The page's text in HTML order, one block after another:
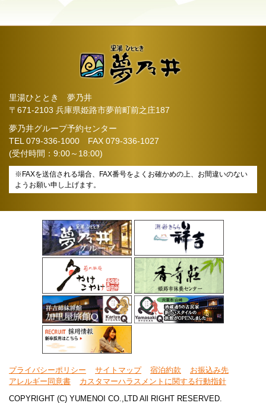
里湯ひととき 夢乃井
〒671-2103 兵庫県姫路市夢前町前之庄187
夢乃井グループ予約センター
TEL 079-336-1000 FAX 079-336-1027
(受付時間：9:00～18:00)
※FAXを送信される場合、FAX番号をよくお確かめの上、お間違いのない
ようお願い申し上げます。
プライバシーポリシー サイトマップ 宿泊約款
お振込み先
アレルギー同意書
カスタマーハラスメントに関する行動指針
COPYRIGHT (C) YUMENOI CO.,LTD All RIGHT RESERVED.